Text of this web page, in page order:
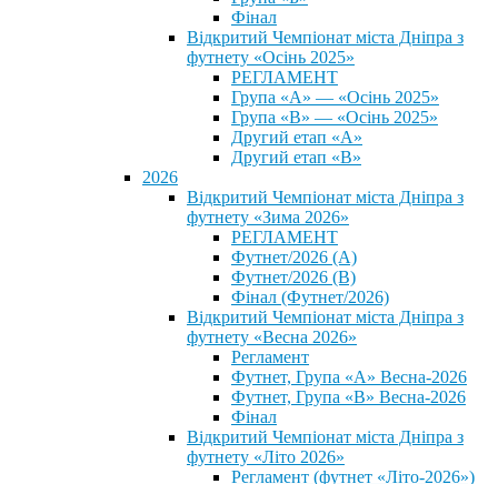
Фінал
Відкритий Чемпіонат міста Дніпра з
футнету «Осінь 2025»
РЕГЛАМЕНТ
Група «А» — «Осінь 2025»
Група «В» — «Осінь 2025»
Другий етап «А»
Другий етап «В»
2026
Відкритий Чемпіонат міста Дніпра з
футнету «Зима 2026»
РЕГЛАМЕНТ
Футнет/2026 (А)
Футнет/2026 (В)
Фінал (Футнет/2026)
Відкритий Чемпіонат міста Дніпра з
футнету «Весна 2026»
Регламент
Футнет, Група «А» Весна-2026
Футнет, Група «В» Весна-2026
Фінал
Відкритий Чемпіонат міста Дніпра з
футнету «Літо 2026»
Регламент (футнет «Літо-2026»)